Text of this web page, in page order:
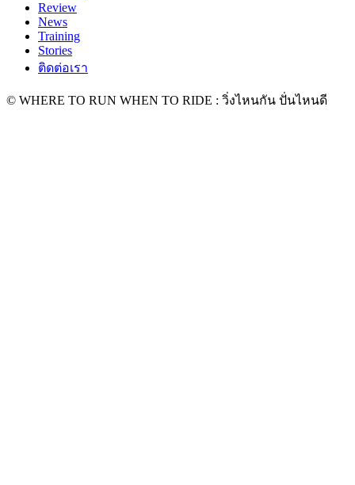
Review
News
Training
Stories
ติดต่อเรา
© WHERE TO RUN WHEN TO RIDE : วิ่งไหนกัน ปั่นไหนดี